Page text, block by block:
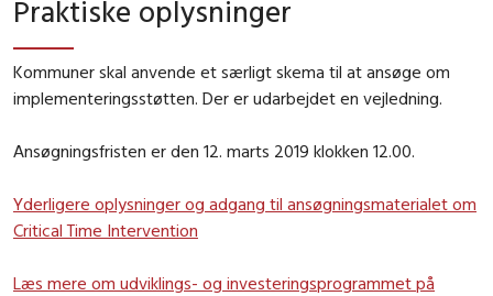
Praktiske oplysninger
Kommuner skal anvende et særligt skema til at ansøge om
implementeringsstøtten. Der er udarbejdet en vejledning.
Ansøgningsfristen er den 12. marts 2019 klokken 12.00.
Yderligere oplysninger og adgang til ansøgningsmaterialet om
Critical Time Intervention
Læs mere om udviklings- og investeringsprogrammet på